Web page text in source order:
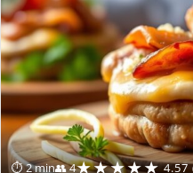
⏱ 2 min👥 4★★★★★ 4.57